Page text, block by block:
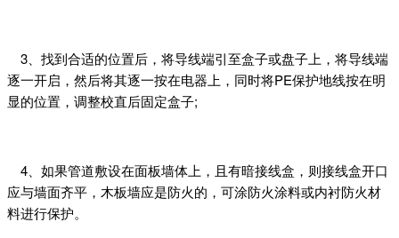
3、找到合适的位置后，将导线端引至盒子或盘子上，将导线端
逐一开启，然后将其逐一按在电器上，同时将PE保护地线按在明
显的位置，调整校直后固定盒子;
4、如果管道敷设在面板墙体上，且有暗接线盒，则接线盒开口
应与墙面齐平，木板墙应是防火的，可涂防火涂料或内衬防火材
料进行保护。